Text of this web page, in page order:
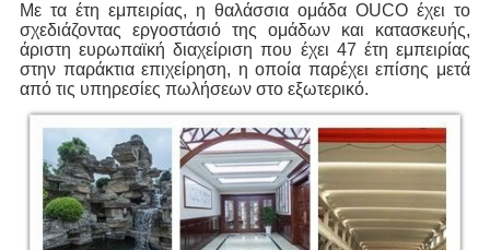
Με τα έτη εμπειρίας, η θαλάσσια ομάδα OUCO έχει το
σχεδιάζοντας εργοστάσιό της ομάδων και κατασκευής,
άριστη ευρωπαϊκή διαχείριση που έχει 47 έτη εμπειρίας
στην παράκτια επιχείρηση, η οποία παρέχει επίσης μετά
από τις υπηρεσίες πωλήσεων στο εξωτερικό.